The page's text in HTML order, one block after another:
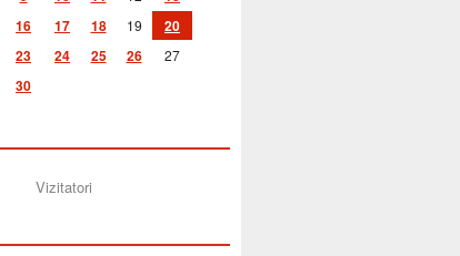
16 17 18 19
20
23 24 25 26 27
30
Vizitatori